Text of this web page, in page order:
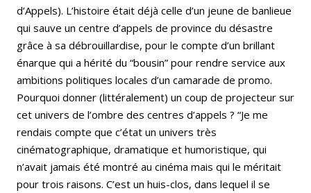
d’Appels). L’histoire était déjà celle d’un jeune de banlieue
qui sauve un centre d’appels de province du désastre
grâce à sa débrouillardise, pour le compte d’un brillant
énarque qui a hérité du “bousin” pour rendre service aux
ambitions politiques locales d’un camarade de promo.
Pourquoi donner (littéralement) un coup de projecteur sur
cet univers de l’ombre des centres d’appels ? “Je me
rendais compte que c’état un univers très
cinématographique, dramatique et humoristique, qui
n’avait jamais été montré au cinéma mais qui le méritait
pour trois raisons. C’est un huis-clos, dans lequel il se